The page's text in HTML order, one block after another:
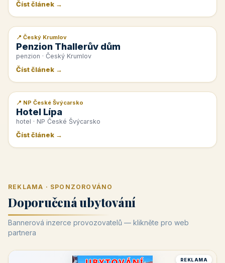
Číst článek →
📰 PR článek
📍 Český Krumlov
Penzion Thallerův dům
penzion · Český Krumlov
Číst článek →
📰 PR článek
📍 NP České Švýcarsko
Hotel Lípa
hotel · NP České Švýcarsko
Číst článek →
REKLAMA · SPONZOROVÁNO
Doporučená ubytování
Bannerová inzerce provozovatelů — klikněte pro web
partnera
REKLAMA